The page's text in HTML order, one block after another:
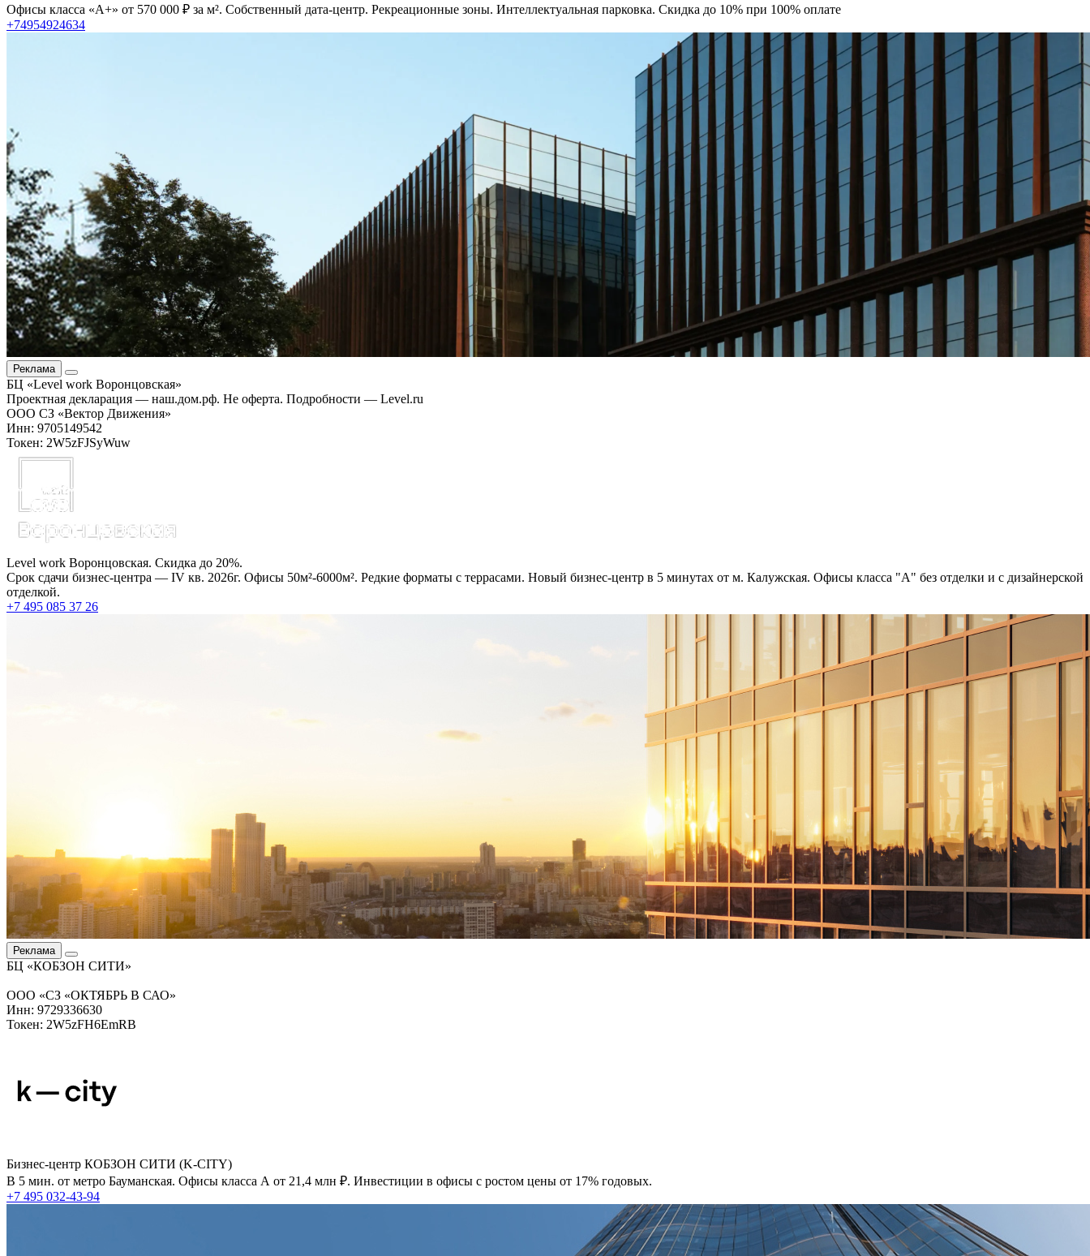
Офисы класса «А+» от 570 000 ₽ за м². Собственный дата-центр. Рекреационные зоны. Интеллектуальная парковка. Скидка до 10% при 100% оплате
+74954924634
Реклама
БЦ «Level work Воронцовская»
Проектная декларация — наш.дом.рф. Не оферта. Подробности — Level.ru
ООО СЗ «Вектор Движения»
Инн: 9705149542
Токен: 2W5zFJSyWuw
Level work Воронцовская. Скидка до 20%.
Срок сдачи бизнес-центра — IV кв. 2026г. Офисы 50м²-6000м². Редкие форматы с террасами. Новый бизнес-центр в 5 минутах от м. Калужская. Офисы класса "А" без отделки и с дизайнерской
отделкой.
+7 495 085 37 26
Реклама
БЦ «КОБЗОН СИТИ»
ООО «СЗ «ОКТЯБРЬ В САО»
Инн: 9729336630
Токен: 2W5zFH6EmRB
Бизнес-центр КОБЗОН СИТИ (K-CITY)
В 5 мин. от метро Бауманская. Офисы класса А от 21,4 млн ₽. Инвестиции в офисы с ростом цены от 17% годовых.
+7 495 032-43-94